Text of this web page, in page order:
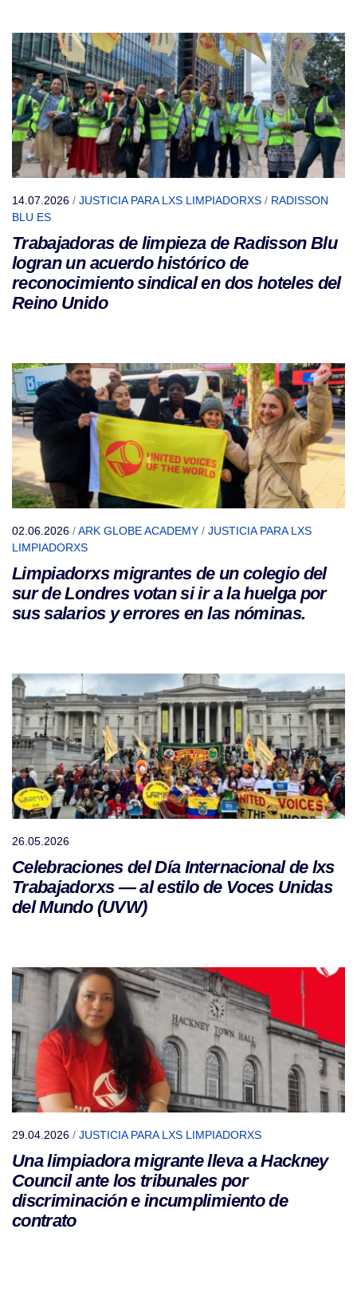
14.07.2026 / JUSTICIA PARA LXS LIMPIADORXS / RADISSON
BLU ES
Trabajadoras de limpieza de Radisson Blu
logran un acuerdo histórico de
reconocimiento sindical en dos hoteles del
Reino Unido
02.06.2026 /ARK GLOBE ACADEMY / JUSTICIA PARA LXS
LIMPIADORXS
Limpiadorxs migrantes de un colegio del
sur de Londres votan si ir a la huelga por
sus salarios y errores en las nóminas.
26.05.2026
Celebraciones del Día Internacional de lxs
Trabajadorxs — al estilo de Voces Unidas
del Mundo (UVW)
29.04.2026 / JUSTICIA PARA LXS LIMPIADORXS
Una limpiadora migrante lleva a Hackney
Council ante los tribunales por
discriminación e incumplimiento de
contrato